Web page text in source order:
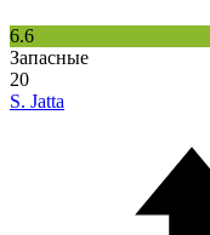
6.6
Запасные
20
S. Jatta